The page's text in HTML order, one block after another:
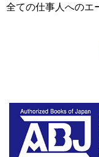
全ての仕事人へのエ